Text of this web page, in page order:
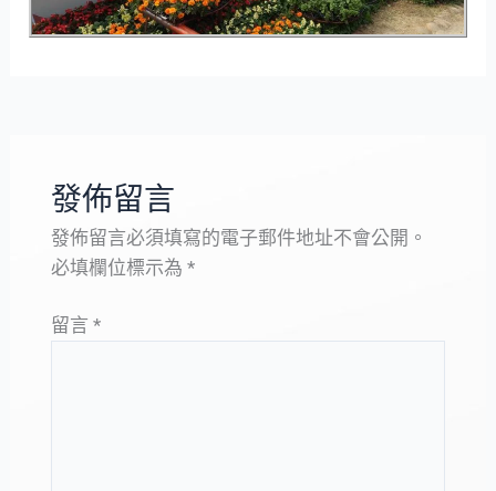
發佈留言
發佈留言必須填寫的電子郵件地址不會公開。
必填欄位標示為 *
留言 *